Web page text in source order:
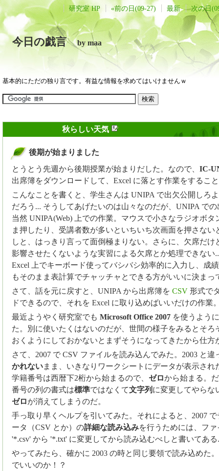
研究室 HP «前の日(09-27) 最新 次の日
今日の戯言by maa
基本的にただの独り言です。有益な情報を求めてはいけませんｗ
秋らしい天気
後期が始まりました
とうとう先週から後期授業が始まりだした。なので、 IC-
出席簿をダウンロードして、Excel に落とす作業をするこ
こんなことを書くと、学生さんは UNIPA で出欠公開しろ
だろう... そうしてあげたいのは山々なのだが、UNIPA で
当然 UNIPA(Web) 上での作業。マウスで小さなラジオボタ
ま押したり、受講者数が多いといちいち次画面を押さない
しと、はっきり言って面倒極まりない。さらに、欠席だけ
影響させたくないような実習による欠席とか処理できない
Excel 上でキーボード使ってバシバシ効率的に入力し、成
もそのまま表計算でチャッチャとできる方がいいに決まっ
さて、話を元に戻すと、UNIPA から出席簿を CSV 形式で
ドできるので、それを Excel に取り込めばいいだけの作業
最近ようやく研究室でも Microsoft Office 2007 を使うよう
た。別に使いたくはないのだが、世間の様子をみるとそろ
おくようにしておかないとまずそうになってきたから仕方
さて、2007 で CSV ファイルを読み込んでみた。2003 と違
かれないまま、いきなりワークシートにデータが表示され
学籍番号は西暦下2桁から始まるので、 ゼロから始まる。
番号の列の書式は標準ではなくて文字列 に変更してやらな
ゼロが消えてしまうのだ。
手っ取り早くヘルプを引いてみた。それによると、2007
ータ（CSV とか）の詳細な読み込みを行うためには、フ
'*.csv' から '*.txt' に変更してから読み込むべしと書いてある
やってみたら、確かに 2003 の時と同じ要領で読み込めた
でいいのか！？